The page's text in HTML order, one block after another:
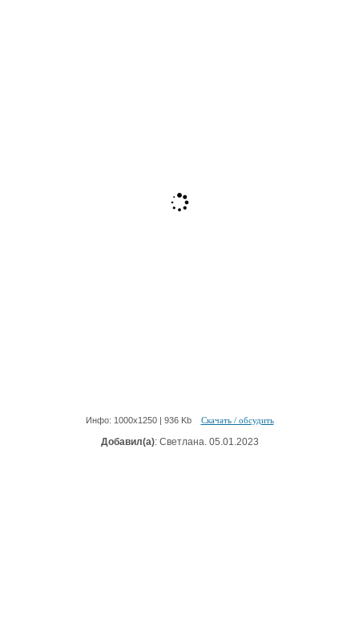
Инфо: 1000х1250 | 936 Kb Скачать / обсудить
Добавил(а): Светлана. 05.01.2023